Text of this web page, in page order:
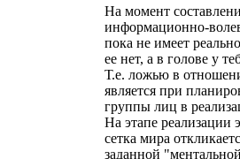
На момент
информационно-
пока не имеет
ее нет, а в голове у
Т.е. ложью в
является при
группы лиц в
На этапе реализации
сетка мира
заданной